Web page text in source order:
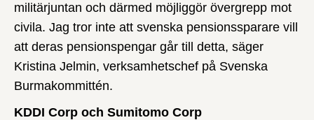
militärjuntan och därmed möjliggör övergrepp mot
civila. Jag tror inte att svenska pensionssparare vill
att deras pensionspengar går till detta, säger
Kristina Jelmin, verksamhetschef på Svenska
Burmakommittén.
KDDI Corp och Sumitomo Corp